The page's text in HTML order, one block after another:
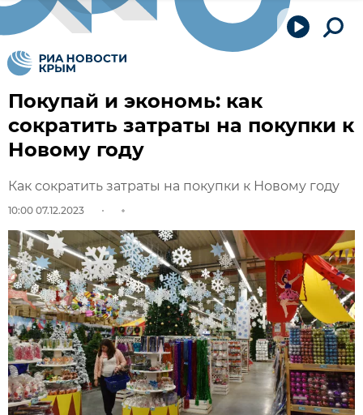
Покупай и экономь: как
сократить затраты на покупки к
Новому году
Как сократить затраты на покупки к Новому году
10:00 07.12.2023